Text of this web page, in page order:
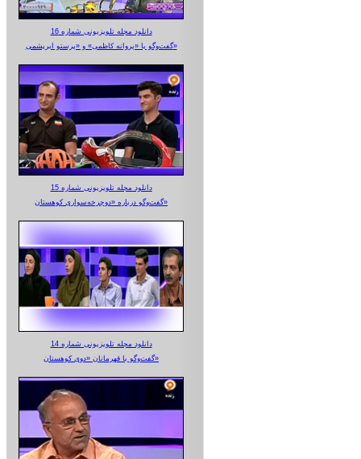
دانلود مجله تلویزیونی شماره 16
گفت‌وگو با «پروانه کاظمی» و «پرستو‌ ابریشمی»
دانلود مجله تلویزیونی شماره 15
گفت‌وگو درباره «دوچرخه‌سواری کوهستان»
دانلود مجله تلویزیونی شماره 14
گفت‌وگو با قهرمانان «دوی کوهستان»